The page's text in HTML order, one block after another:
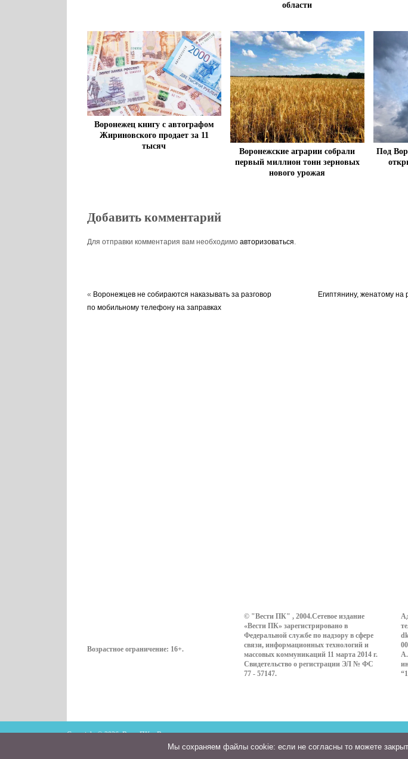
области
Воронежец книгу с автографом
Жириновского продает за 11
тысяч
Воронежские аграрии собрали
первый миллион тонн зерновых
нового урожая
Под
Добавить комментарий
Для отправки комментария вам необходимо авторизоваться.
« Воронежцев не собираются наказывать за разговор
по мобильному телефону на заправках
Египтянину, женатому на
Возрастное ограничение: 16+.
© "Вести ПК" , 2004.Сетевое издание
«Вести ПК» зарегистрировано в
Федеральной службе по надзору в сфере
связи, информационных технологий и
массовых коммуникаций 11 марта 2014 г.
Свидетельство о регистрации ЭЛ № ФС
77 - 57147.
Copyright © 2026. ВестиПК в Воронеже
Мы cохраняем файлы cookie: если не согласны то можете